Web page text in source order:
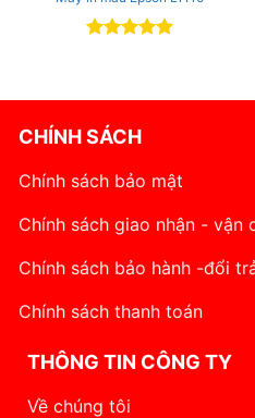
CHÍNH SÁCH
Chính sách bảo mật
Chính sách giao nhận - vận
Chính sách bảo hành -đổi
Chính sách thanh toán
THÔNG TIN CÔNG TY
Về chúng tôi